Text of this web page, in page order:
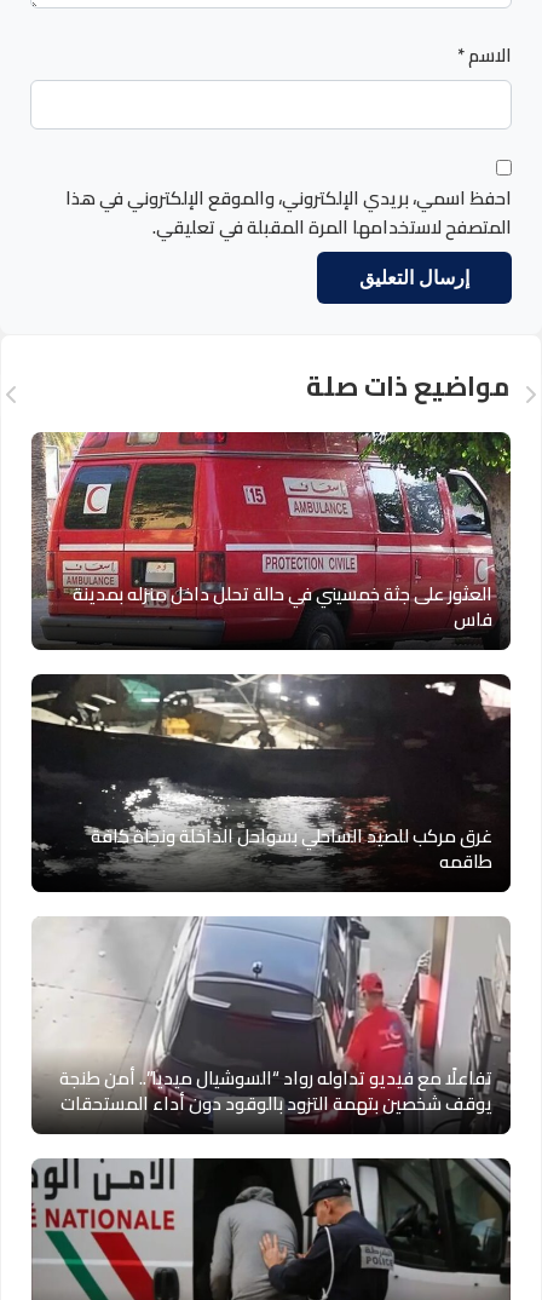
الاسم*
احفظ اسمي، بريدي الإلكتروني، والموقع الإلكتروني في هذا
المتصفح لاستخدامها المرة المقبلة في تعليقي.
مواضيع ذات صلة
العثور على جثة خمسيني في حالة تحلل داخل منزله بمدينة
فاس
غرق مركب للصيد الساحلي بسواحل الداخلة ونجاة كافة
طاقمه
تفاعلًا مع فيديو تداوله رواد “السوشيال ميديا”.. أمن طنجة
يوقف شخصين بتهمة التزود بالوقود دون أداء المستحقات